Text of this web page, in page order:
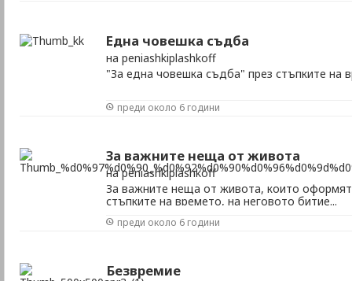
Една човешка съдба
на peniashkiplashkoff
"За една човешка съдба" през стъпките на
преди около 6 години
За важните неща от живота
на peniashkiplashkoff
За важните неща от живота, които
стъпките на времето, на неговото битие...
преди около 6 години
Безвремие